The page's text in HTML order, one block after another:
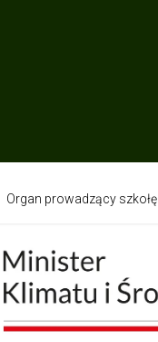
Organ prowadzący szkołę